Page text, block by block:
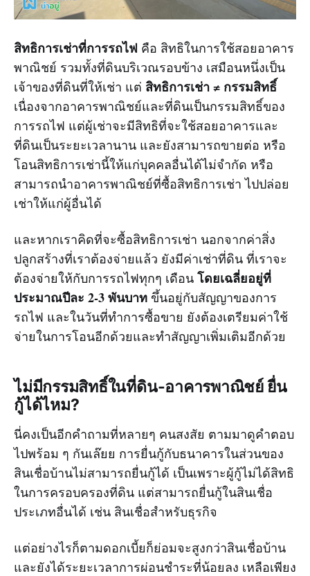
สิทธิการเช่าที่การรถไฟ คือ สิทธิในการใช้สอยอาคาร
พาณิชย์ รวมทั้งที่ดินบริเวณรอบข้าง เสมือนหนึ่งเป็น
เจ้าของที่ดินที่ให้เช่า แต่ สิทธิการเช่า ≠ กรรมสิทธิ์
เนื่องจากอาคารพาณิชย์และที่ดินเป็นกรรมสิทธิ์ของ
การรถไฟ แต่ผู้เช่าจะมีสิทธิที่จะใช้สอยอาคารและ
ที่ดินเป็นระยะเวลานาน และยังสามารถขายต่อ หรือ
โอนสิทธิการเช่านี้ให้แก่บุคคลอื่นได้ไม่จำกัด หรือ
สามารถนำอาคารพาณิชย์ที่ซื้อสิทธิการเช่า ไปปล่อย
เช่าให้แก่ผู้อื่นได้
และหากเราคิดที่จะซื้อสิทธิการเช่า นอกจากค่าสิ่ง
ปลูกสร้างที่เราต้องจ่ายแล้ว ยังมีค่าเช่าที่ดิน ที่เราจะ
ต้องจ่ายให้กับการรถไฟทุกๆ เดือน โดยเฉลี่ยอยู่ที่
ประมาณปีละ 2-3 พันบาท ขึ้นอยู่กับสัญญาของการ
รถไฟ และในวันที่ทำการซื้อขาย ยังต้องเตรียมค่าใช้
จ่ายในการโอนอีกด้วยและทำสัญญาเพิ่มเติมอีกด้วย
ไม่มีกรรมสิทธิ์ในที่ดิน-อาคารพาณิชย์ ยื่น
กู้ได้ไหม?
นี่คงเป็นอีกคำถามที่หลายๆ คนสงสัย ตามมาดูคำตอบ
ไปพร้อม ๆ กันเล๊ยย การยื่นกู้กับธนาคารในส่วนของ
สินเชื่อบ้านไม่สามารถยื่นกู้ได้ เป็นเพราะผู้กู้ไม่ได้สิทธิ
ในการครอบครองที่ดิน แต่สามารถยื่นกู้ในสินเชื่อ
ประเภทอื่นได้ เช่น สินเชื่อสำหรับธุรกิจ
แต่อย่างไรก็ตามดอกเบี้ยก็ย่อมจะสูงกว่าสินเชื่อบ้าน
และยังได้ระยะเวลาการผ่อนชำระที่น้อยลง เหลือเพียง